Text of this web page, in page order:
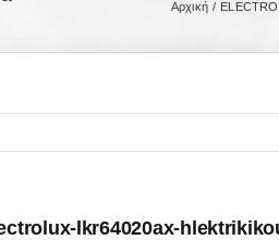
Αρχική
lkr64020ax-